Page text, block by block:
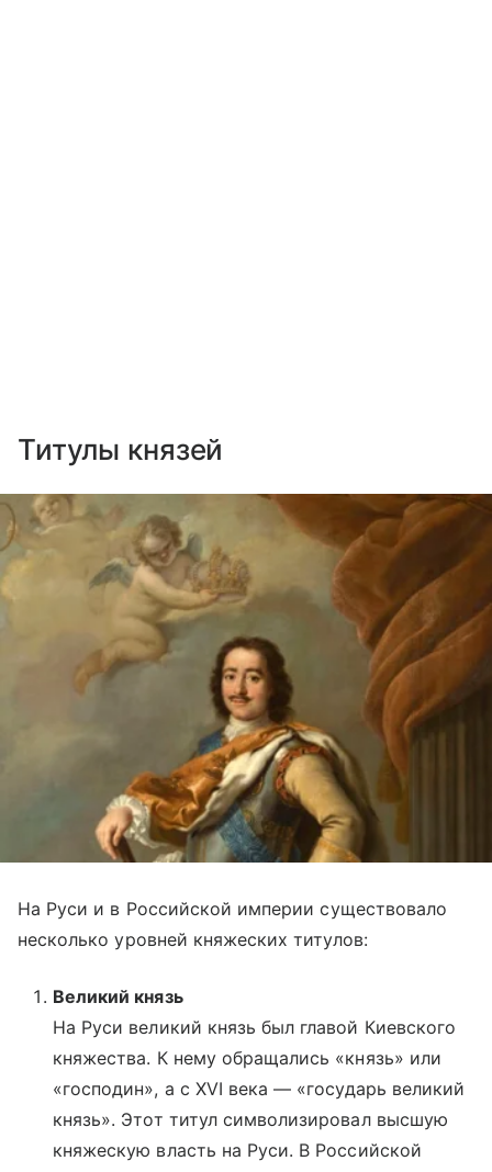
Титулы князей
На Руси и в Российской империи существовало
несколько уровней княжеских титулов:
Великий князь
На Руси великий князь был главой Киевского
княжества. К нему обращались «князь» или
«господин», а с XVI века — «государь великий
князь». Этот титул символизировал высшую
княжескую власть на Руси. В Российской